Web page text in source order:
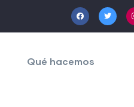
Qué hacemos